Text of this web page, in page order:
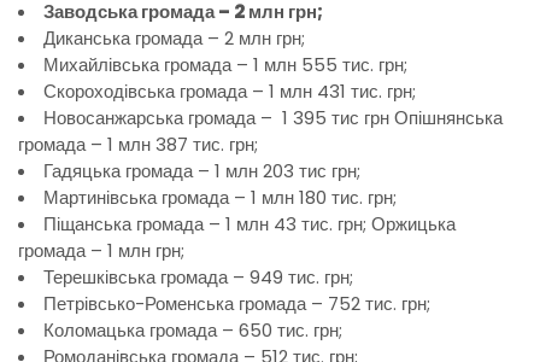
Заводська громада – 2 млн грн;
Диканська громада – 2 млн грн;
Михайлівська громада – 1 млн 555 тис. грн;
Скороходівська громада – 1 млн 431 тис. грн;
Новосанжарська громада – 1 395 тис грн Опішнянська
громада – 1 млн 387 тис. грн;
Гадяцька громада – 1 млн 203 тис грн;
Мартинівська громада – 1 млн 180 тис. грн;
Піщанська громада – 1 млн 43 тис. грн; Оржицька
громада – 1 млн грн;
Терешківська громада – 949 тис. грн;
Петрівсько-Роменська громада – 752 тис. грн;
Коломацька громада – 650 тис. грн;
Ромоданівська громада – 512 тис. грн;